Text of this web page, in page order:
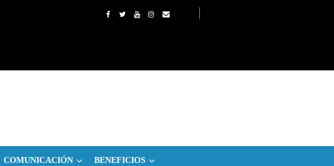
COMUNICACIÓN BENEFICIOS